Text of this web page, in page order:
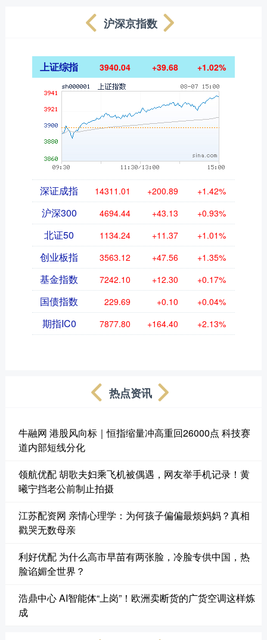
沪深京指数
上证综指 3940.04 +39.68 +1.02%
深证成指 14311.01 +200.89 +1.42%
沪深300 4694.44 +43.13 +0.93%
北证50 1134.24 +11.37 +1.01%
创业板指 3563.12 +47.56 +1.35%
基金指数 7242.10 +12.30 +0.17%
国债指数 229.69 +0.10 +0.04%
期指IC0 7877.80 +164.40 +2.13%
热点资讯
牛融网 港股风向标｜恒指缩量冲高重回26000点 科技赛
道内部短线分化
领航优配 胡歌夫妇乘飞机被偶遇，网友举手机记录！黄
曦宁挡老公前制止拍摄
江苏配资网 亲情心理学：为何孩子偏偏最烦妈妈？真相
戳哭无数母亲
利好优配 为什么高市早苗有两张脸，冷脸专供中国，热
脸谄媚全世界？
浩鼎中心 AI智能体“上岗”！欧洲卖断货的广货空调这样炼
成